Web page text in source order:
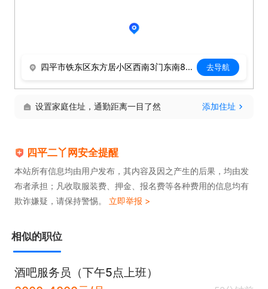
四平市铁东区东方居小区西南3门东南80米 去导航
设置家庭住址，通勤距离一目了然 添加住址
四平二丫网安全提醒
本站所有信息均由用户发布，其内容及因之产生的后果，均由发
布者承担；凡收取服装费、押金、报名费等各种费用的信息均有
欺诈嫌疑，请保持警惕。 立即举报 >
相似的职位
酒吧服务员（下午5点上班）